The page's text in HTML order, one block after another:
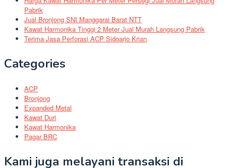
Pabrik
Jual Bronjong SNI Manggarai Barat NTT
Kawat Harmonika Tinggi 2 Meter Jual Murah Langsung Pabrik
Terima Jasa Perforasi ACP Sidoarjo Krian
Categories
ACP
Bronjong
Expanded Metal
Kawat Duri
Kawat Harmonika
Pagar BRC
Kami juga melayani transaksi di